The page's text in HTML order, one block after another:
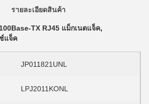
รายละเอียดสินค้า
100Base-TX RJ45 แม็กเนตแจ็ค,
แจ็ค
JP011821UNL
LPJ2011KONL